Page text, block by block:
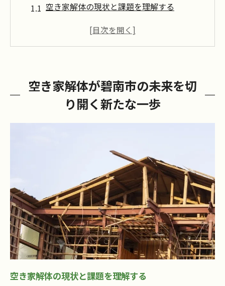
空き家解体の現状と課題を理解する
解体による地域コミュニティへの影響とは
解体後の土地活用アイデア
碧南市の空き家解体プロジェクトで地域活性化
を目指す
地域活性化に寄与する具体的な解体事例
空き家解体における地元企業の役割
地域住民の参加促進とその効果
解体プロジェクトが目指す持続可能な地域
作り
未来の世代に向けた空き家政策の展望
愛知県碧南市空き家から始まる地域再生の道筋
空き家再生がもたらす地域の新しい可能性
空き家解体が碧南市の未来を切
り開く新たな一歩
空き家解体の現状と課題を理解する